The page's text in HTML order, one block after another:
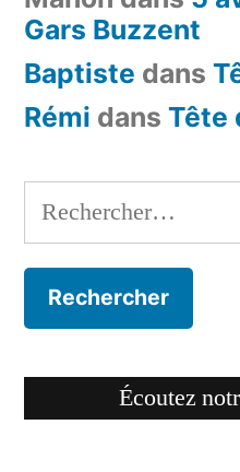
Gars Buzzent
Baptiste dans
Rémi dans Tête
Rechercher :
Écoutez